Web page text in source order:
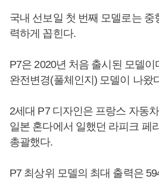
국내 선보일 첫 번째 모델로는 중
력하게 꼽힌다.
P7은 2020년 처음 출시된 모델이
완전변경(풀체인지) 모델이 나왔
2세대 P7 디자인은 프랑스 자동
일본 혼다에서 일했던 라피크 페
총괄했다.
P7 최상위 모델의 최대 출력은